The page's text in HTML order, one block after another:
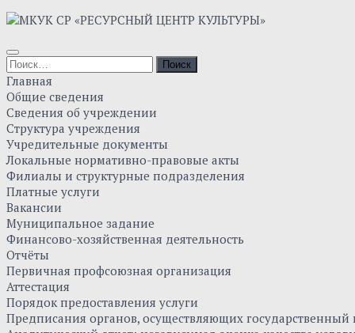
Skip
content
Найти:
Главная
Общие сведения
Сведения об учреждении
Структура учреждения
Учредительные документы
Локальные нормативно-правовые акты
Филиалы и структурные подразделения
Платные услуги
Вакансии
Муниципальное задание
Финансово-хозяйственная деятельность
Отчёты
Первичная профсоюзная организация
Аттестация
Порядок предоставления услуги
Предписания органов, осуществляющих